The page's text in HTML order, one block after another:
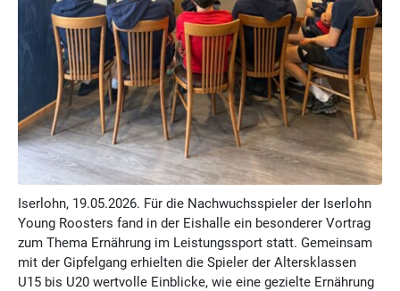
Iserlohn, 19.05.2026. Für die Nachwuchsspieler der Iserlohn
Young Roosters fand in der Eishalle ein besonderer Vortrag
zum Thema Ernährung im Leistungssport statt. Gemeinsam
mit der Gipfelgang erhielten die Spieler der Altersklassen
U15 bis U20 wertvolle Einblicke, wie eine gezielte Ernährung